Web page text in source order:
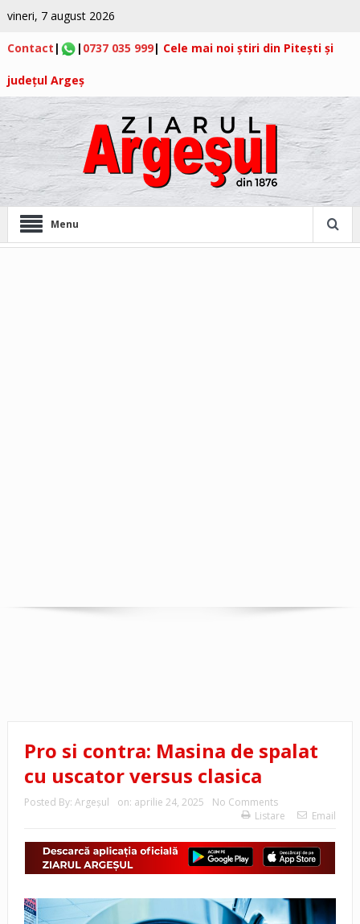
vineri, 7 august 2026
Contact | | 0737 035 999| Cele mai noi știri din Pitești și
județul Argeș
Menu
Pro si contra: Masina de spalat
cu uscator versus clasica
Posted By: Argeşul on: aprilie 24, 2025
No Comments
Listare
Email